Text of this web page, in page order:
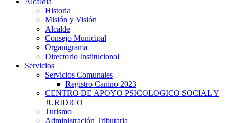
Historia
Misión y Visión
Alcalde
Consejo Municipal
Organigrama
Directorio Institucional
Servicios
Servicios Comunales
Registro Canino 2023
CENTRO DE APOYO PSICOLOGICO SOCIAL Y
JURIDICO
Turismo
Administración Tributaria